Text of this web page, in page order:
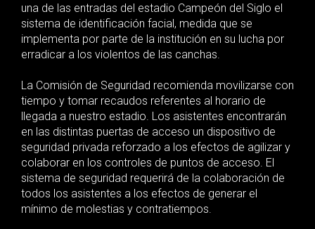
una de las entradas del estadio Campeón del Siglo el
sistema de identificación facial, medida que se
implementa por parte de la institución en su lucha por
erradicar a los violentos de las canchas.
La Comisión de Seguridad recomienda movilizarse con
tiempo y tomar recaudos referentes al horario de
llegada a nuestro estadio. Los asistentes encontrarán
en las distintas puertas de acceso un dispositivo de
seguridad privada reforzado a los efectos de agilizar y
colaborar en los controles de puntos de acceso. El
sistema de seguridad requerirá de la colaboración de
todos los asistentes a los efectos de generar el
mínimo de molestias y contratiempos.